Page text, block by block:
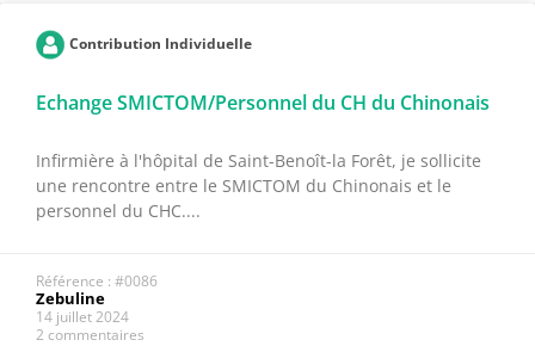
Contribution Individuelle
Echange SMICTOM/Personnel du CH du Chinonais
Infirmière à l'hôpital de Saint-Benoît-la Forêt, je sollicite
une rencontre entre le SMICTOM du Chinonais et le
personnel du CHC....
Référence : #0086
Zebuline
14 juillet 2024
2 commentaires